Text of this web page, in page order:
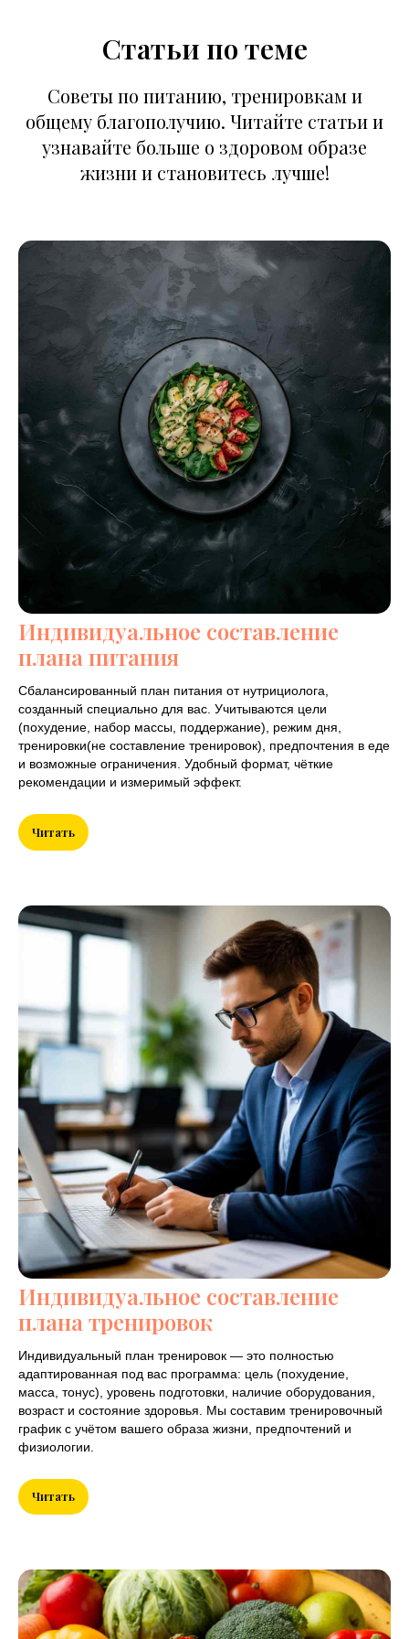
Статьи по теме
Советы по питанию, тренировкам и
общему благополучию. Читайте статьи и
узнавайте больше о здоровом образе
жизни и становитесь лучше!
Индивидуальное составление
плана питания
Сбалансированный план питания от нутрициолога,
созданный специально для вас. Учитываются цели
(похудение, набор массы, поддержание), режим дня,
тренировки(не составление тренировок), предпочтения в еде
и возможные ограничения. Удобный формат, чёткие
рекомендации и измеримый эффект.
Читать
Индивидуальное составление
плана тренировок
Индивидуальный план тренировок — это полностью
адаптированная под вас программа: цель (похудение,
масса, тонус), уровень подготовки, наличие оборудования,
возраст и состояние здоровья. Мы составим тренировочный
график с учётом вашего образа жизни, предпочтений и
физиологии.
Читать